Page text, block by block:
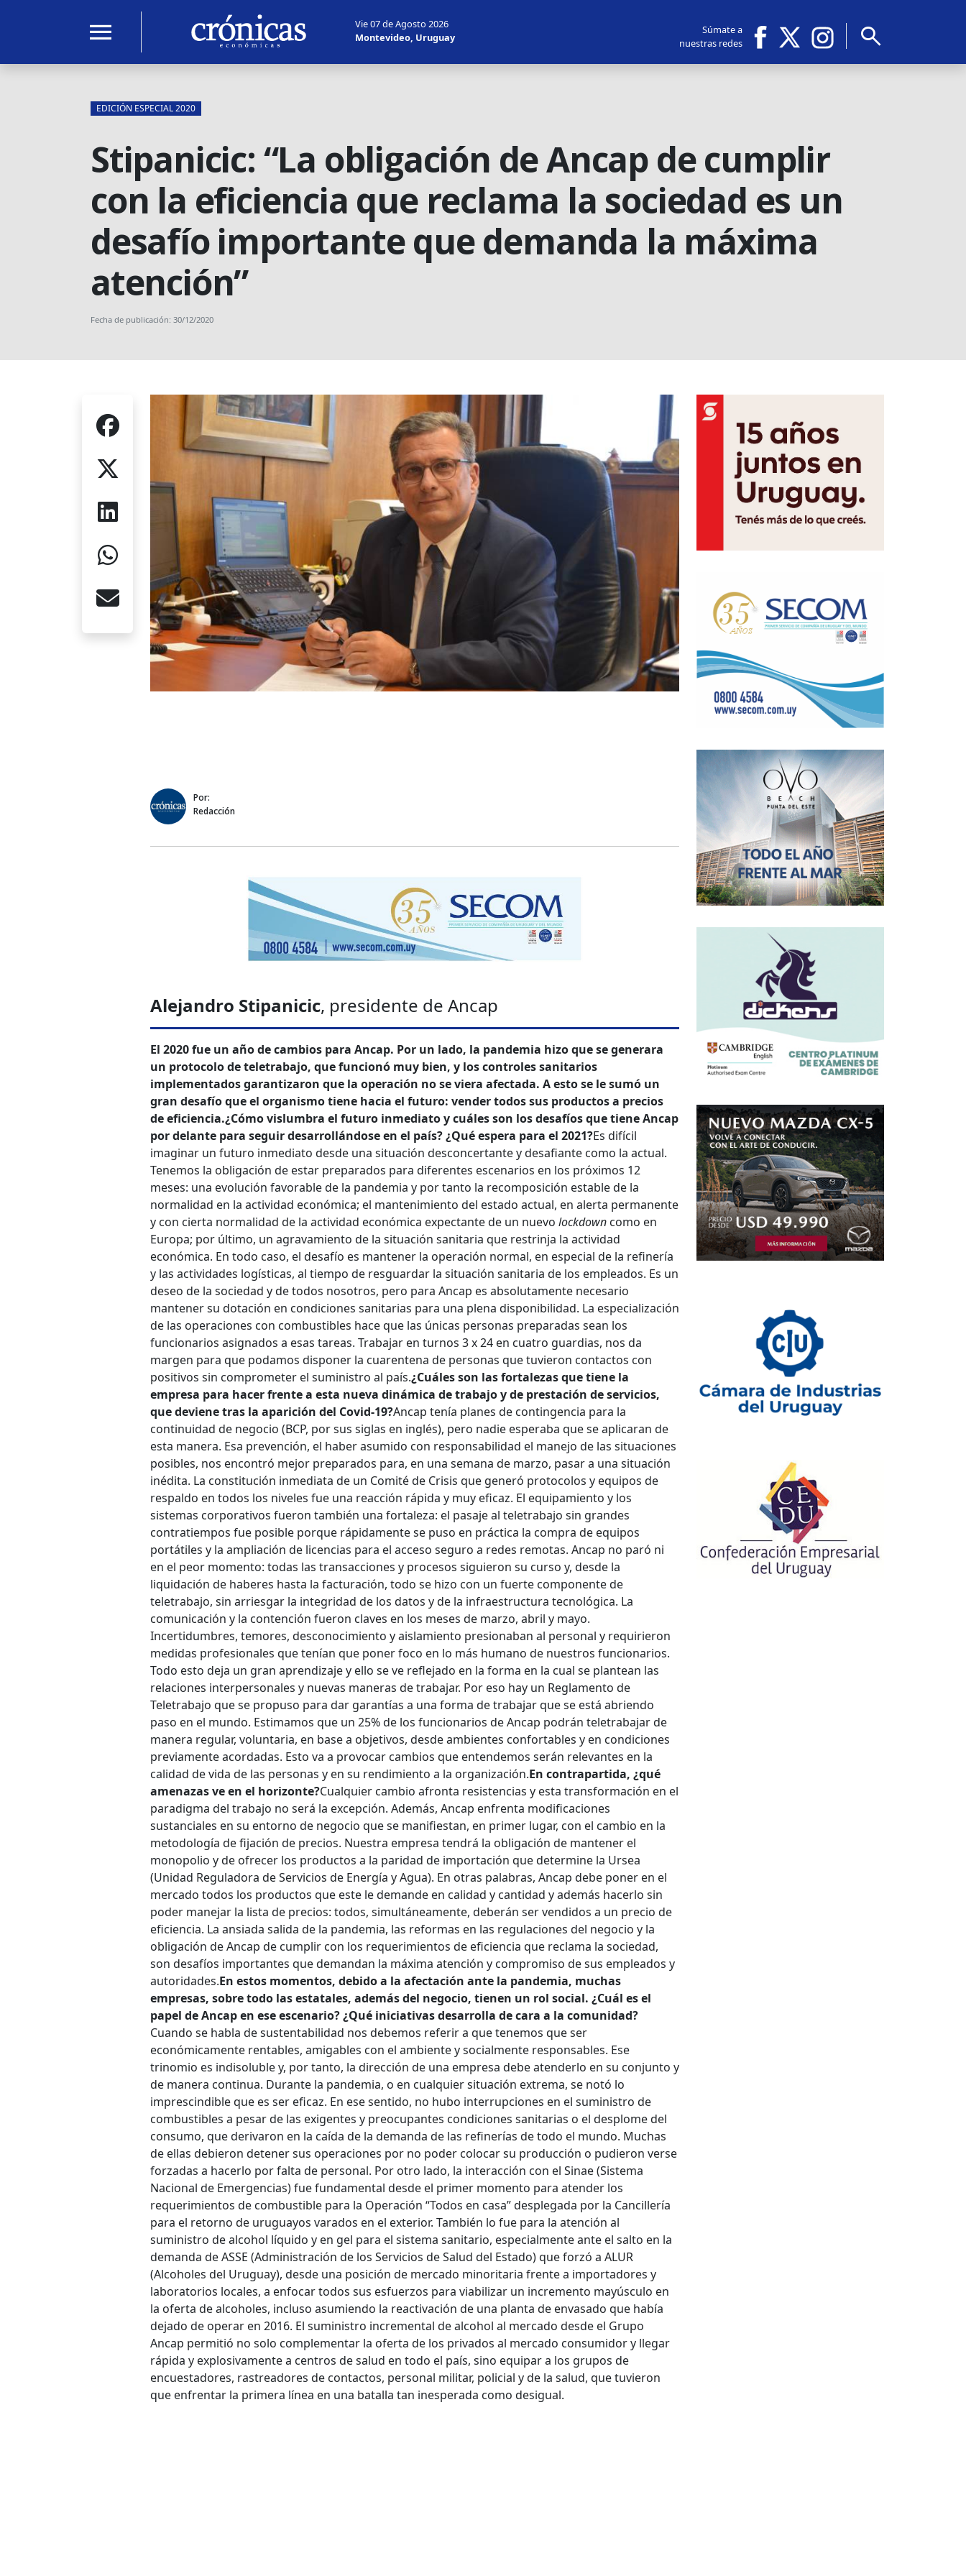
menu
Vie 07 de Agosto 2026
Montevideo, Uruguay
Súmate a
nuestras redes
search
EDICIÓN ESPECIAL 2020
Stipanicic: “La obligación de Ancap de cumplir
con la eficiencia que reclama la sociedad es un
desafío importante que demanda la máxima
atención”
Fecha de publicación: 30/12/2020
Por:
Redacción
Alejandro Stipanicic, presidente de Ancap
El 2020 fue un año de cambios para Ancap. Por un lado, la pandemia hizo que se generara
un protocolo de teletrabajo, que funcionó muy bien, y los controles sanitarios
implementados garantizaron que la operación no se viera afectada. A esto se le sumó un
gran desafío que el organismo tiene hacia el futuro: vender todos sus productos a precios
de eficiencia.¿Cómo vislumbra el futuro inmediato y cuáles son los desafíos que tiene Ancap
por delante para seguir desarrollándose en el país? ¿Qué espera para el 2021?Es difícil
imaginar un futuro inmediato desde una situación desconcertante y desafiante como la actual.
Tenemos la obligación de estar preparados para diferentes escenarios en los próximos 12
meses: una evolución favorable de la pandemia y por tanto la recomposición estable de la
normalidad en la actividad económica; el mantenimiento del estado actual, en alerta permanente
y con cierta normalidad de la actividad económica expectante de un nuevo lockdown como en
Europa; por último, un agravamiento de la situación sanitaria que restrinja la actividad
económica. En todo caso, el desafío es mantener la operación normal, en especial de la refinería
y las actividades logísticas, al tiempo de resguardar la situación sanitaria de los empleados. Es un
deseo de la sociedad y de todos nosotros, pero para Ancap es absolutamente necesario
mantener su dotación en condiciones sanitarias para una plena disponibilidad. La especialización
de las operaciones con combustibles hace que las únicas personas preparadas sean los
funcionarios asignados a esas tareas. Trabajar en turnos 3 x 24 en cuatro guardias, nos da
margen para que podamos disponer la cuarentena de personas que tuvieron contactos con
positivos sin comprometer el suministro al país.¿Cuáles son las fortalezas que tiene la
empresa para hacer frente a esta nueva dinámica de trabajo y de prestación de servicios,
que deviene tras la aparición del Covid-19?Ancap tenía planes de contingencia para la
continuidad de negocio (BCP, por sus siglas en inglés), pero nadie esperaba que se aplicaran de
esta manera. Esa prevención, el haber asumido con responsabilidad el manejo de las situaciones
posibles, nos encontró mejor preparados para, en una semana de marzo, pasar a una situación
inédita. La constitución inmediata de un Comité de Crisis que generó protocolos y equipos de
respaldo en todos los niveles fue una reacción rápida y muy eficaz. El equipamiento y los
sistemas corporativos fueron también una fortaleza: el pasaje al teletrabajo sin grandes
contratiempos fue posible porque rápidamente se puso en práctica la compra de equipos
portátiles y la ampliación de licencias para el acceso seguro a redes remotas. Ancap no paró ni
en el peor momento: todas las transacciones y procesos siguieron su curso y, desde la
liquidación de haberes hasta la facturación, todo se hizo con un fuerte componente de
teletrabajo, sin arriesgar la integridad de los datos y de la infraestructura tecnológica. La
comunicación y la contención fueron claves en los meses de marzo, abril y mayo.
Incertidumbres, temores, desconocimiento y aislamiento presionaban al personal y requirieron
medidas profesionales que tenían que poner foco en lo más humano de nuestros funcionarios.
Todo esto deja un gran aprendizaje y ello se ve reflejado en la forma en la cual se plantean las
relaciones interpersonales y nuevas maneras de trabajar. Por eso hay un Reglamento de
Teletrabajo que se propuso para dar garantías a una forma de trabajar que se está abriendo
paso en el mundo. Estimamos que un 25% de los funcionarios de Ancap podrán teletrabajar de
manera regular, voluntaria, en base a objetivos, desde ambientes confortables y en condiciones
previamente acordadas. Esto va a provocar cambios que entendemos serán relevantes en la
calidad de vida de las personas y en su rendimiento a la organización.En contrapartida, ¿qué
amenazas ve en el horizonte?Cualquier cambio afronta resistencias y esta transformación en el
paradigma del trabajo no será la excepción. Además, Ancap enfrenta modificaciones
sustanciales en su entorno de negocio que se manifiestan, en primer lugar, con el cambio en la
metodología de fijación de precios. Nuestra empresa tendrá la obligación de mantener el
monopolio y de ofrecer los productos a la paridad de importación que determine la Ursea
(Unidad Reguladora de Servicios de Energía y Agua). En otras palabras, Ancap debe poner en el
mercado todos los productos que este le demande en calidad y cantidad y además hacerlo sin
poder manejar la lista de precios: todos, simultáneamente, deberán ser vendidos a un precio de
eficiencia. La ansiada salida de la pandemia, las reformas en las regulaciones del negocio y la
obligación de Ancap de cumplir con los requerimientos de eficiencia que reclama la sociedad,
son desafíos importantes que demandan la máxima atención y compromiso de sus empleados y
autoridades.En estos momentos, debido a la afectación ante la pandemia, muchas
empresas, sobre todo las estatales, además del negocio, tienen un rol social. ¿Cuál es el
papel de Ancap en ese escenario? ¿Qué iniciativas desarrolla de cara a la comunidad?
Cuando se habla de sustentabilidad nos debemos referir a que tenemos que ser
económicamente rentables, amigables con el ambiente y socialmente responsables. Ese
trinomio es indisoluble y, por tanto, la dirección de una empresa debe atenderlo en su conjunto y
de manera continua. Durante la pandemia, o en cualquier situación extrema, se notó lo
imprescindible que es ser eficaz. En ese sentido, no hubo interrupciones en el suministro de
combustibles a pesar de las exigentes y preocupantes condiciones sanitarias o el desplome del
consumo, que derivaron en la caída de la demanda de las refinerías de todo el mundo. Muchas
de ellas debieron detener sus operaciones por no poder colocar su producción o pudieron verse
forzadas a hacerlo por falta de personal. Por otro lado, la interacción con el Sinae (Sistema
Nacional de Emergencias) fue fundamental desde el primer momento para atender los
requerimientos de combustible para la Operación “Todos en casa” desplegada por la Cancillería
para el retorno de uruguayos varados en el exterior. También lo fue para la atención al
suministro de alcohol líquido y en gel para el sistema sanitario, especialmente ante el salto en la
demanda de ASSE (Administración de los Servicios de Salud del Estado) que forzó a ALUR
(Alcoholes del Uruguay), desde una posición de mercado minoritaria frente a importadores y
laboratorios locales, a enfocar todos sus esfuerzos para viabilizar un incremento mayúsculo en
la oferta de alcoholes, incluso asumiendo la reactivación de una planta de envasado que había
dejado de operar en 2016. El suministro incremental de alcohol al mercado desde el Grupo
Ancap permitió no solo complementar la oferta de los privados al mercado consumidor y llegar
rápida y explosivamente a centros de salud en todo el país, sino equipar a los grupos de
encuestadores, rastreadores de contactos, personal militar, policial y de la salud, que tuvieron
que enfrentar la primera línea en una batalla tan inesperada como desigual.